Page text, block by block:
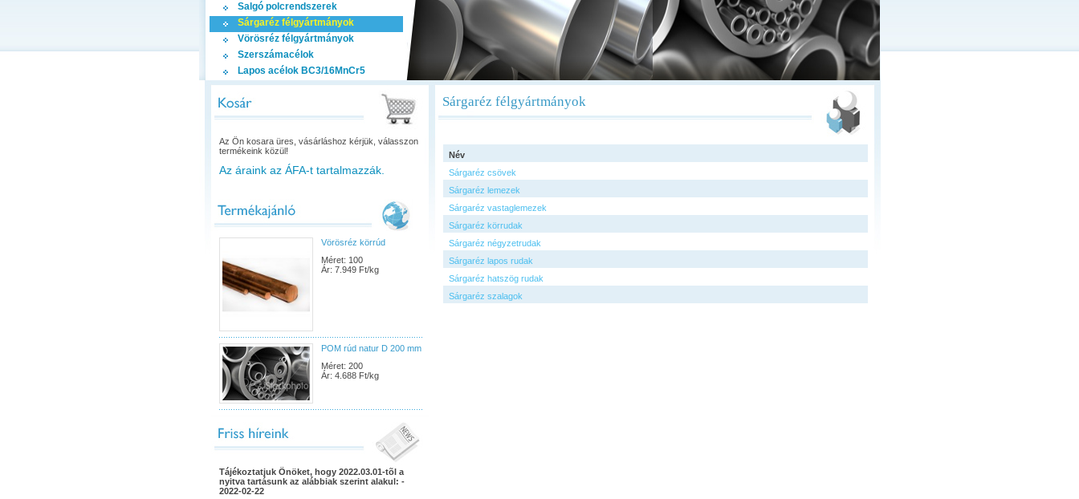
Salgó polcrendszerek
Sárgaréz félgyártmányok
Vörösréz félgyártmányok
Szerszámacélok
Lapos acélok BC3/16MnCr5
Az Ön kosara üres, vásárláshoz kérjük, válasszon
termékeink közül!
Az áraink az ÁFA-t tartalmazzák.
Vörösréz körrúd
Méret: 100
Ár: 7.949 Ft/kg
POM rúd natur D 200 mm
Méret: 200
Ár: 4.688 Ft/kg
Tájékoztatjuk Önöket, hogy 2022.03.01-tõl a
nyitva tartásunk az alábbiak szerint alakul: -
2022-02-22
Sárgaréz félgyártmányok
Név
Sárgaréz csövek
Sárgaréz lemezek
Sárgaréz vastaglemezek
Sárgaréz körrudak
Sárgaréz négyzetrudak
Sárgaréz lapos rudak
Sárgaréz hatszög rudak
Sárgaréz szalagok